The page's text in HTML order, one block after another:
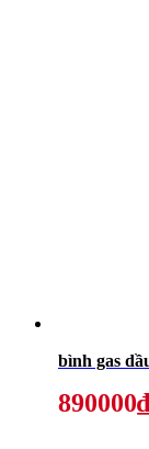
bình gas
890000₫